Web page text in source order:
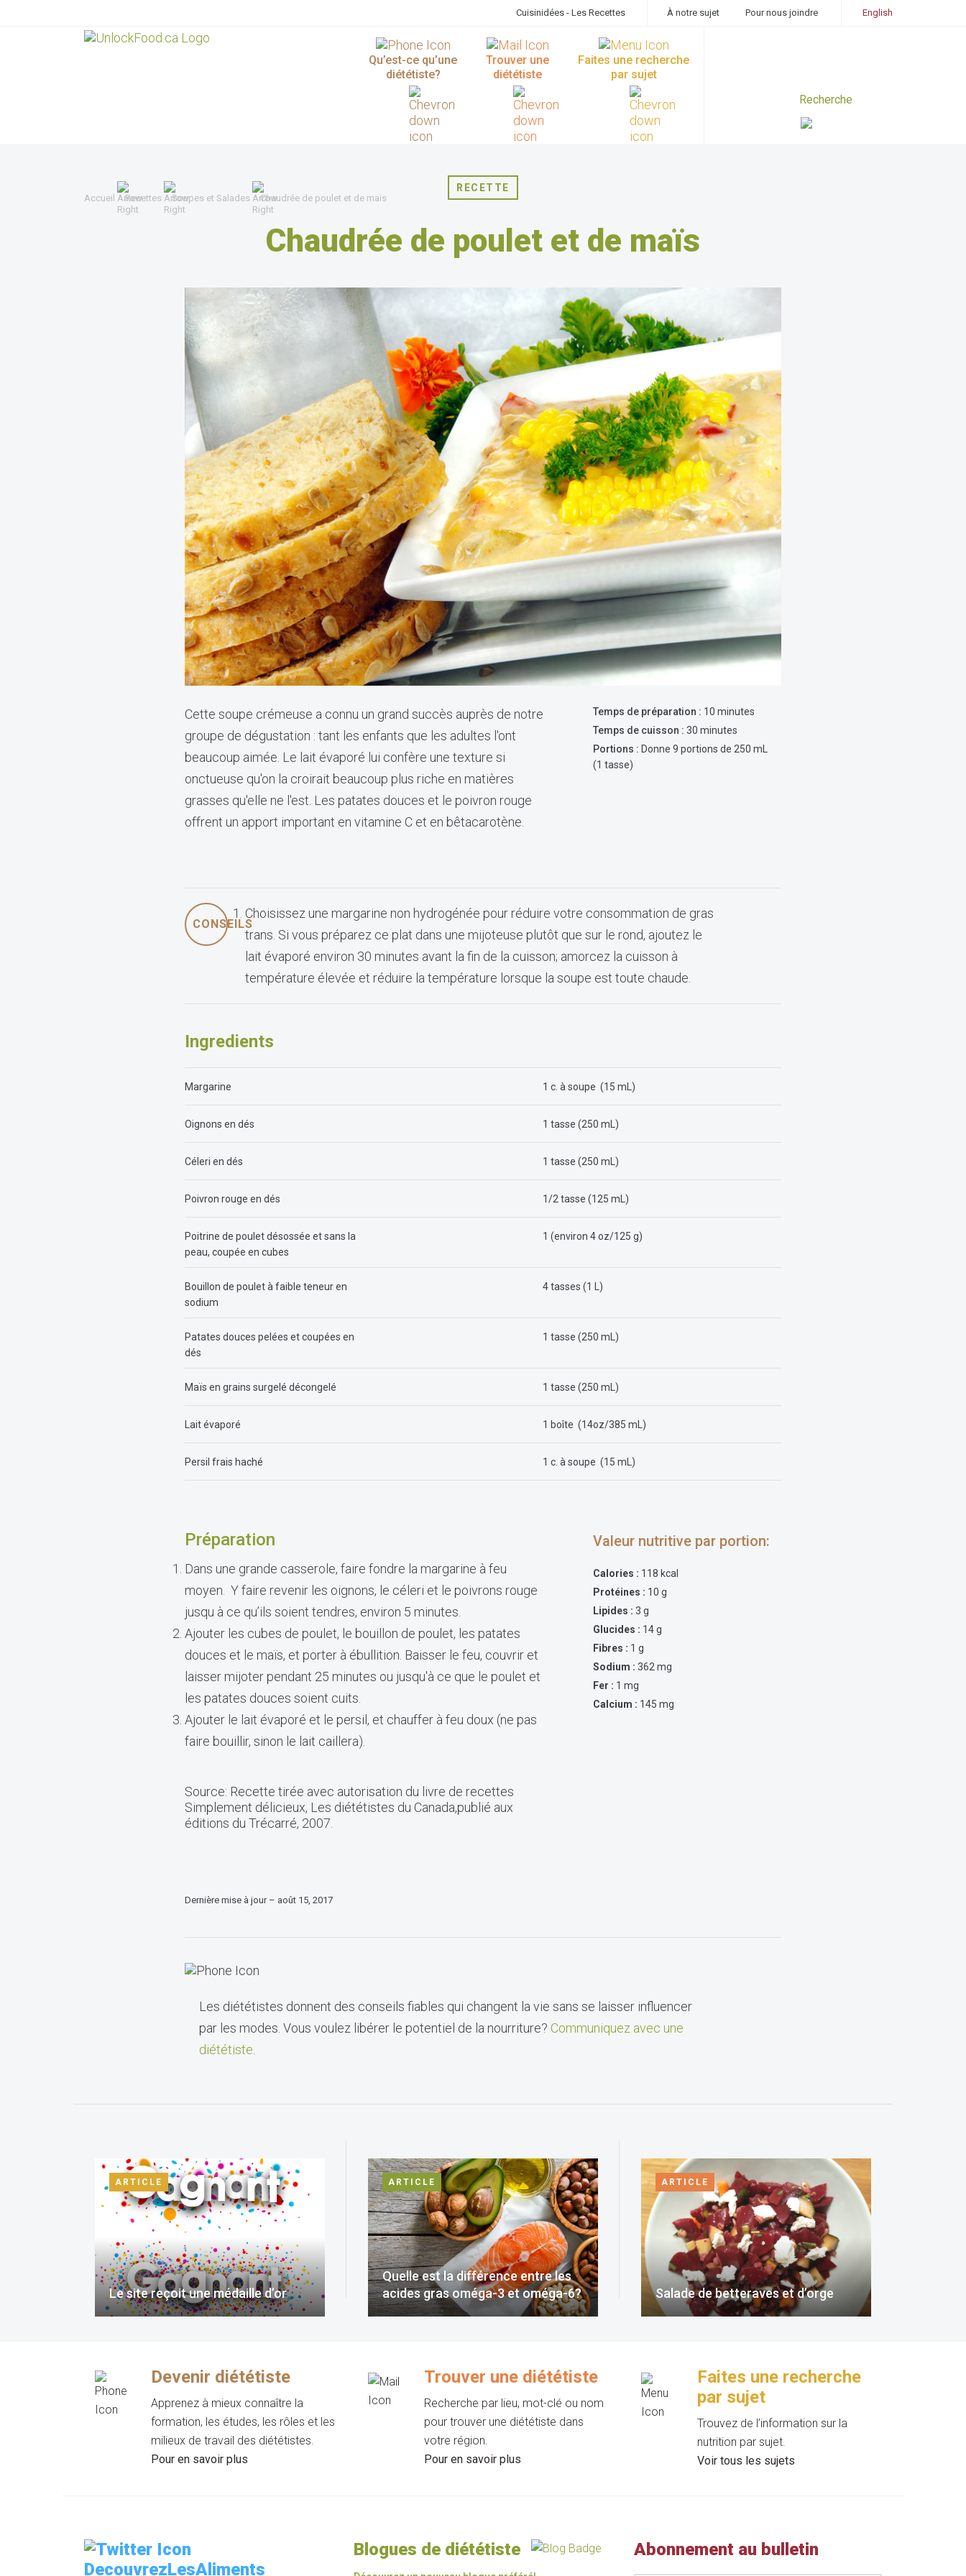
Cuisinidées - Les Recettes À notre sujet Pour nous joindre English
Qu’est-ce qu’une
diététiste?
Trouver une
diététiste
Faites une recherche
par sujet
Accueil Recettes Soupes et Salades Chaudrée de poulet et de maïs
RECETTE
Chaudrée de poulet et de maïs
Cette soupe crémeuse a connu un grand succès auprès de notre
groupe de dégustation : tant les enfants que les adultes l'ont
beaucoup aimée. Le lait évaporé lui confère une texture si
onctueuse qu'on la croirait beaucoup plus riche en matières
grasses qu'elle ne l'est. Les patates douces et le poivron rouge
offrent un apport important en vitamine C et en bêtacarotène.
Temps de préparation : 10 minutes
Temps de cuisson : 30 minutes
Portions : Donne 9 portions de 250 mL
(1 tasse)
CONSEILS
Choisissez une margarine non hydrogénée pour réduire votre consommation de gras
trans. Si vous préparez ce plat dans une mijoteuse plutôt que sur le rond, ajoutez le
lait évaporé environ 30 minutes avant la fin de la cuisson; amorcez la cuisson à
température élevée et réduire la température lorsque la soupe est toute chaude.
Ingredients
Margarine 1 c. à soupe (15 mL)
Oignons en dés 1 tasse (250 mL)
Céleri en dés 1 tasse (250 mL)
Poivron rouge en dés 1/2 tasse (125 mL)
Poitrine de poulet désossée et sans la
peau, coupée en cubes
1 (environ 4 oz/125 g)
Bouillon de poulet à faible teneur en
sodium
4 tasses (1 L)
Patates douces pelées et coupées en
dés
1 tasse (250 mL)
Maïs en grains surgelé décongelé 1 tasse (250 mL)
Lait évaporé 1 boîte (14oz/385 mL)
Persil frais haché 1 c. à soupe (15 mL)
Préparation
Dans une grande casserole, faire fondre la margarine à feu
moyen. Y faire revenir les oignons, le céleri et le poivrons rouge
jusqu à ce qu’ils soient tendres, environ 5 minutes.
Ajouter les cubes de poulet, le bouillon de poulet, les patates
douces et le maïs, et porter à ébullition. Baisser le feu, couvrir et
laisser mijoter pendant 25 minutes ou jusqu'à ce que le poulet et
les patates douces soient cuits.
Ajouter le lait évaporé et le persil, et chauffer à feu doux (ne pas
faire bouillir, sinon le lait caillera).
Source: Recette tirée avec autorisation du livre de recettes
Simplement délicieux, Les diététistes du Canada,publié aux
éditions du Trécarré, 2007.
Valeur nutritive par portion:
Calories : 118 kcal
Protéines : 10 g
Lipides :3 g
Glucides : 14 g
Fibres : 1 g
Sodium :362 mg
Fer : 1 mg
Calcium : 145 mg
Dernière mise à jour – août 15, 2017
Les diététistes donnent des conseils fiables qui changent la vie sans se laisser influencer
par les modes. Vous voulez libérer le potentiel de la nourriture? Communiquez avec une
diététiste
ARTICLE
Le site reçoit une médaille d’or
ARTICLE
Quelle est la différence entre les
acides gras oméga-3 et oméga-6?
ARTICLE
Salade de betteraves et d’orge
Devenir diététiste
Apprenez à mieux connaître la
formation, les études, les rôles et les
milieux de travail des diététistes.
Pour en savoir plus
Trouver une diététiste
Recherche par lieu, mot-clé ou nom
pour trouver une diététiste dans
votre région.
Pour en savoir plus
Faites une recherche
par sujet
Trouvez de l’information sur la
nutrition par sujet.
Voir tous les sujets
DecouvrezLesAliments
Blogues de diététiste Abonnement au bulletin